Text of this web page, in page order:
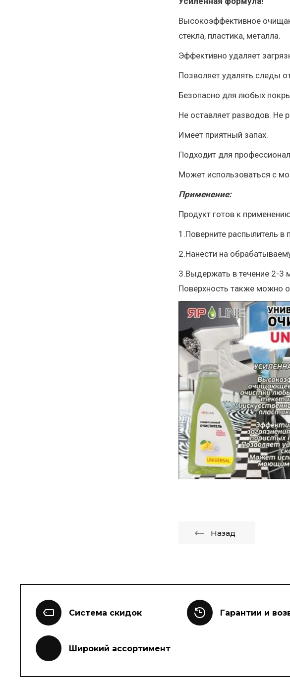
Высокоэффективное
стекла, пластика, металла.
Эффективно удаляет
Позволяет удалять следы
Безопасно для любых
Не оставляет разводов. Не
Имеет приятный запах.
Подходит для
Может использоваться с
Применение:
Продукт готов к
1.Поверните распылитель в
2.Нанести на
3.Выдержать в течение 2-3
Поверхность также можно
Назад
Система скидок Гарантии и
Широкий ассортимент